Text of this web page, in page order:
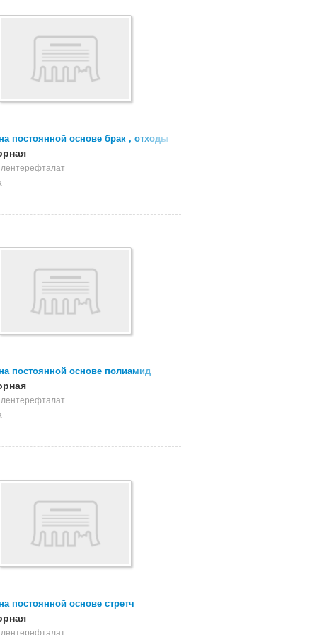
постоянной основе брак , отходы
пленки
постоянной основе полиамид
брак, отходы
постоянной основе стретч
грязную